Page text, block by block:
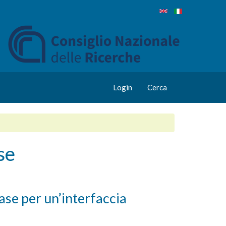
Login Cerca
per un’interfaccia